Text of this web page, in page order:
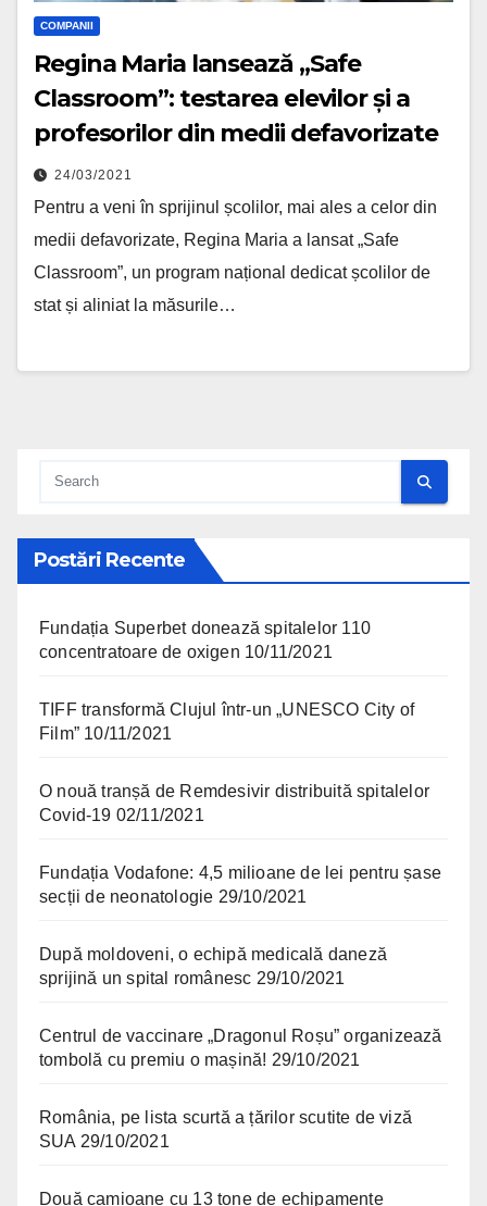
COMPANII
Regina Maria lansează „Safe
Classroom”: testarea elevilor și a
profesorilor din medii defavorizate
24/03/2021
Pentru a veni în sprijinul școlilor, mai ales a celor din
medii defavorizate, Regina Maria a lansat „Safe
Classroom”, un program național dedicat școlilor de
stat și aliniat la măsurile…
Postări Recente
Fundația Superbet donează spitalelor 110
concentratoare de oxigen 10/11/2021
TIFF transformă Clujul într-un „UNESCO City of
Film” 10/11/2021
O nouă tranșă de Remdesivir distribuită spitalelor
Covid-19 02/11/2021
Fundația Vodafone: 4,5 milioane de lei pentru șase
secții de neonatologie 29/10/2021
După moldoveni, o echipă medicală daneză
sprijină un spital românesc 29/10/2021
Centrul de vaccinare „Dragonul Roșu” organizează
tombolă cu premiu o mașină! 29/10/2021
România, pe lista scurtă a țărilor scutite de viză
SUA 29/10/2021
Două camioane cu 13 tone de echipamente